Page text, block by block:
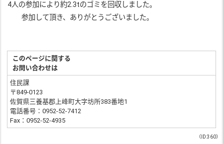
4人の参加により約2.3tのゴミを回収しました。
参加して頂き、ありがとうございました。
このページに関する
お問い合わせは
住民課
〒849-0123
佐賀県三養基郡上峰町大字坊所383番地1
電話番号：0952-52-7412
Fax：0952-52-4935
（ID:360）